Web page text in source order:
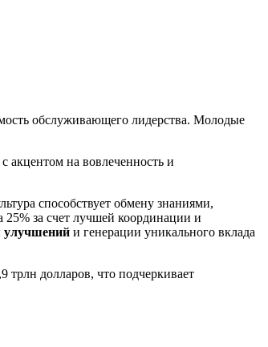
обслуживающего лидерства. Молодые
акцентом на вовлеченность и
способствует обмену знаниями,
за счет лучшей координации и
улучшений и генерации уникального вклада
трлн долларов, что подчеркивает